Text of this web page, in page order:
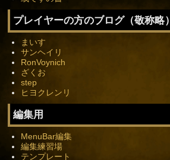
プレイヤーの方のブログ（敬称略）
まいす
サンヘイリ
RonVoynich
ざくお
step
ヒヨクレンリ
編集用
MenuBar編集
編集練習場
テンプレート